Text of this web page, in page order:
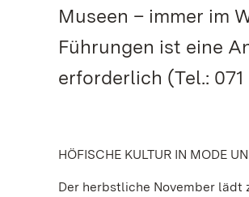
Museen – immer im
Führungen ist eine
erforderlich (Tel.: 071
HÖFISCHE KULTUR IN MODE
Der herbstliche November lädt